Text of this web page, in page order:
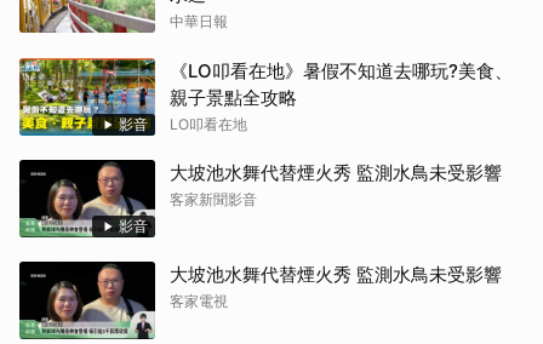
中華日報
影音
《LO叩看在地》暑假不知道去哪玩?美食、
親子景點全攻略
LO叩看在地
影音
大坡池水舞代替煙火秀 監測水鳥未受影響
客家新聞影音
大坡池水舞代替煙火秀 監測水鳥未受影響
客家電視